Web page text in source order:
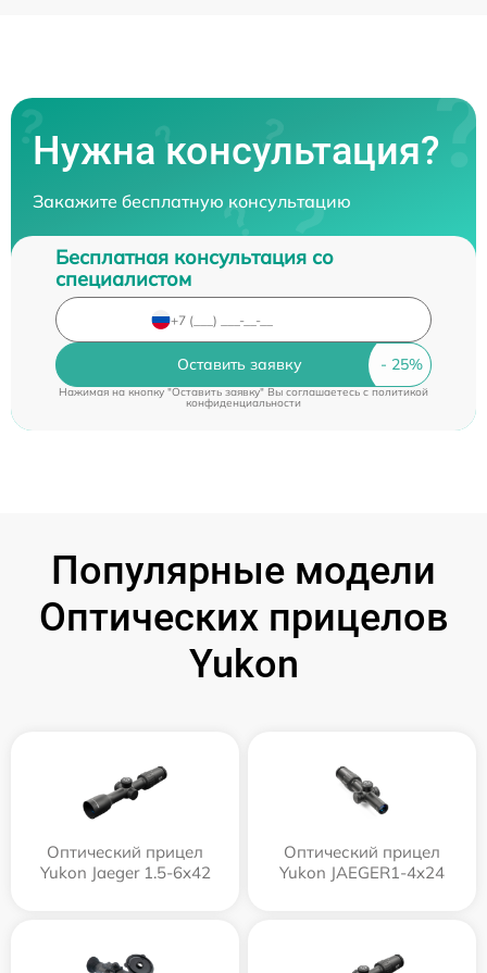
Нужна консультация?
Закажите бесплатную консультацию
Бесплатная консультация со
специалистом
Оставить заявку
Нажимая на кнопку "Оставить заявку" Вы соглашаетесь c политикой
конфиденциальности
Популярные модели
Оптических прицелов
Yukon
Оптический прицел
Yukon Jaeger 1.5-6x42
Оптический прицел
Yukon JAEGER1-4x24